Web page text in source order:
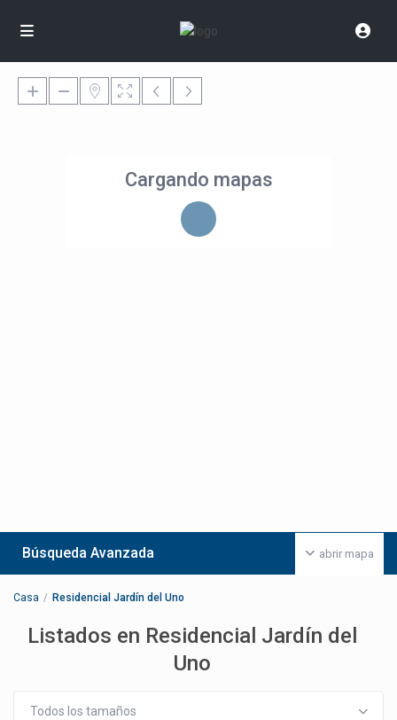
Cargando mapas
abrir mapa
Búsqueda Avanzada
Casa Residencial Jardín del Uno
Listados en Residencial Jardín del
Uno
Todos los tamaños